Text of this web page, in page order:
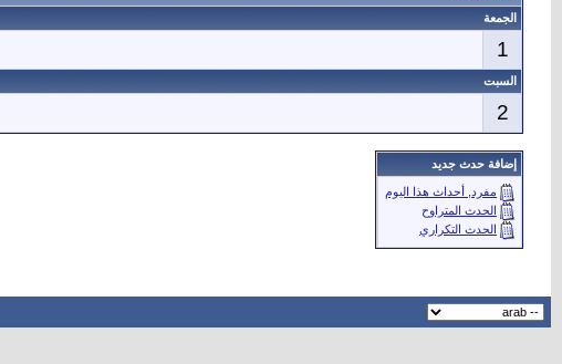
الجمعة
1
السبت
2
إضافة حدث جديد
مفرد, أحداث هذا اليوم
الحدث المتراوح
الحدث التكراري